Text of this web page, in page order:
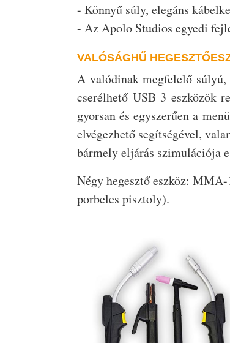
- Könnyű súly, elegáns
- Az Apolo Studios egyedi
VALÓSÁGHŰ
A valódinak megfelelő súlyú,
cserélhető USB 3 eszközök
gyorsan és egyszerűen a
elvégezhető segítségével,
bármely eljárás szimulációja
Négy hegesztő eszköz:
porbeles pisztoly).